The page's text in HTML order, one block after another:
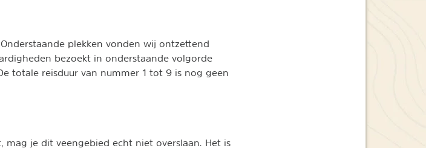
plekken vonden wij ontzettend
bezoekt in onderstaande volgorde
totale reisduur van nummer 1 tot 9 is nog geen
mag je dit veengebied echt niet overslaan. Het is